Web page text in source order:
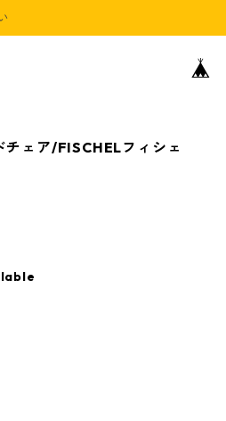
ェア/FISCHELフィシェ